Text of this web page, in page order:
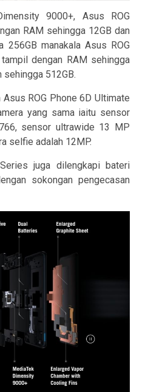
9000+, Asus ROG
RAM sehingga 12GB dan
256GB manakala Asus ROG
dengan RAM sehingga
sehingga 512GB.
ROG Phone 6D Ultimate
yang sama iaitu sensor
sensor ultrawide 13 MP
selfie adalah 12MP.
juga dilengkapi bateri
sokongan pengecasan